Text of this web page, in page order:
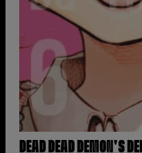
DEAD DEAD DEMON'S